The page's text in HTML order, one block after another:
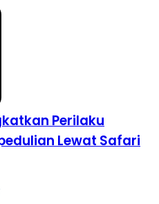
Perilaku
Lewat Safari